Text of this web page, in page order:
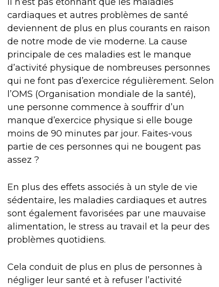
cardiaques et autres problèmes de santé
deviennent de plus en plus courants en raison
de notre mode de vie moderne. La cause
principale de ces maladies est le manque
d’activité physique de nombreuses personnes
qui ne font pas d’exercice régulièrement. Selon
l’OMS (Organisation mondiale de la santé),
une personne commence à souffrir d’un
manque d’exercice physique si elle bouge
moins de 90 minutes par jour. Faites-vous
partie de ces personnes qui ne bougent pas
assez ?
En plus des effets associés à un style de vie
sédentaire, les maladies cardiaques et autres
sont également favorisées par une mauvaise
alimentation, le stress au travail et la peur des
problèmes quotidiens.
Cela conduit de plus en plus de personnes à
négliger leur santé et à refuser l’activité